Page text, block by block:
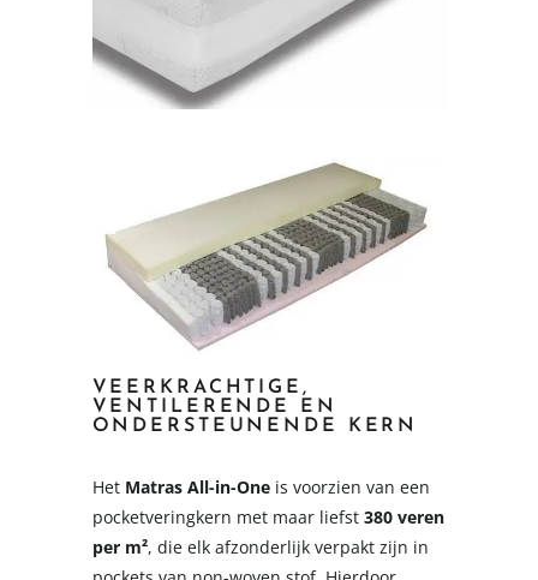
VEERKRACHTIGE,
VENTILERENDE EN
ONDERSTEUNENDE KERN
Het Matras All-in-Oneis voorzien van een
pocketveringkern met maar liefst 380 veren
per m², die elk afzonderlijk verpakt zijn in